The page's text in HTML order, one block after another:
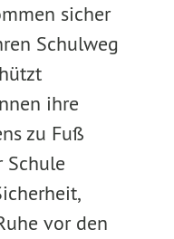
sicher
Schulweg
ihre
zu Fuß
Schule
vor den